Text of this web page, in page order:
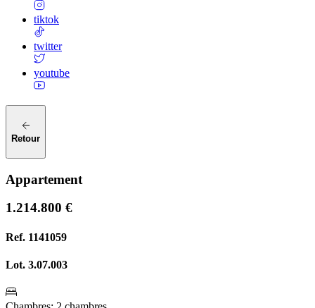
tiktok
twitter
youtube
Retour
Appartement
1.214.800 €
Ref. 1141059
Lot. 3.07.003